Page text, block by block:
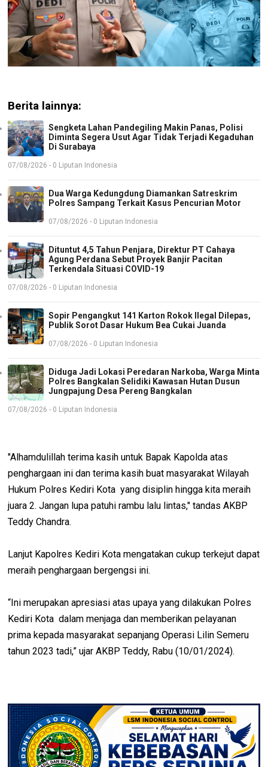
Berita lainnya:
Sengketa Lahan Pandegiling Makin Panas, Polisi
Diminta Segera Usut Agar Tidak Terjadi Kegaduhan
Di Surabaya
07/08/2026 - 0 Liputan Indonesia
Dua Warga Kedungdung Diamankan Satreskrim
Polres Sampang Terkait Kasus Pencurian Motor
07/08/2026 - 0 Liputan Indonesia
Dituntut 4,5 Tahun Penjara, Direktur PT Cahaya
Agung Perdana Sebut Proyek Banjir Pacitan
Terkendala Situasi COVID-19
07/08/2026 - 0 Liputan Indonesia
Sopir Pengangkut 141 Karton Rokok Ilegal Dilepas,
Publik Sorot Dasar Hukum Bea Cukai Juanda
07/08/2026 - 0 Liputan Indonesia
Diduga Jadi Lokasi Peredaran Narkoba, Warga Minta
Polres Bangkalan Selidiki Kawasan Hutan Dusun
Jungpajung Desa Pereng Bangkalan
07/08/2026 - 0 Liputan Indonesia
"Alhamdulillah terima kasih untuk Bapak Kapolda atas
penghargaan ini dan terima kasih buat masyarakat Wilayah
Hukum Polres Kediri Kota yang disiplin hingga kita meraih
juara 2. Jangan lupa patuhi rambu lalu lintas," tandas AKBP
Teddy Chandra.
Lanjut Kapolres Kediri Kota mengatakan cukup terkejut dapat
meraih penghargaan bergengsi ini.
“Ini merupakan apresiasi atas upaya yang dilakukan Polres
Kediri Kota dalam menjaga dan memberikan pelayanan
prima kepada masyarakat sepanjang Operasi Lilin Semeru
tahun 2023 tadi,” ujar AKBP Teddy, Rabu (10/01/2024).